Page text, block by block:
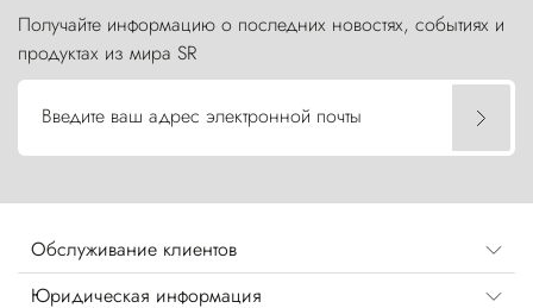
Получайте информацию о последних новостях, событиях и
продуктах из мира SR
Введите ваш адрес электронной почты
Обслуживание клиентов
Юридическая информация